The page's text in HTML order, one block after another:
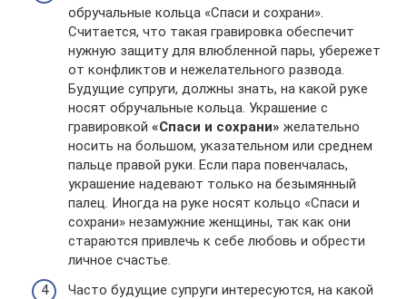
обручальные кольца «Спаси и сохрани».
Считается, что такая гравировка обеспечит
нужную защиту для влюбленной пары, убережет
от конфликтов и нежелательного развода.
Будущие супруги, должны знать, на какой руке
носят обручальные кольца. Украшение с
гравировкой «Спаси и сохрани» желательно
носить на большом, указательном или среднем
пальце правой руки. Если пара повенчалась,
украшение надевают только на безымянный
палец. Иногда на руке носят кольцо «Спаси и
сохрани» незамужние женщины, так как они
стараются привлечь к себе любовь и обрести
личное счастье.
Часто будущие супруги интересуются, на какой